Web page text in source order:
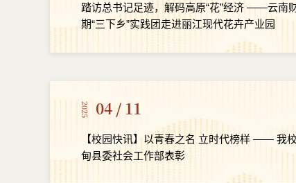
踏访总书记足迹，解码高原“花”经济 ——云南
期“三下乡”实践团走进丽江现代花卉产业园
2025 04 / 11
【校园快讯】以青春之名 立时代榜样 —— 我
甸县委社会工作部表彰